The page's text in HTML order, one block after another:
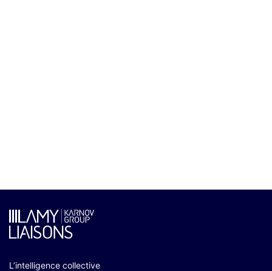
L’intelligence collective